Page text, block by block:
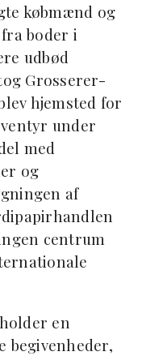
købmænd og
boder i
udbød
Grosserer-
hjemsted for
under
med
og
af
centrum
en
begivenheder,